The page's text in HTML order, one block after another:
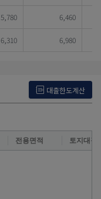
5,780 6,460
6,310 6,980
대출한도계산
전용면적 토지대장